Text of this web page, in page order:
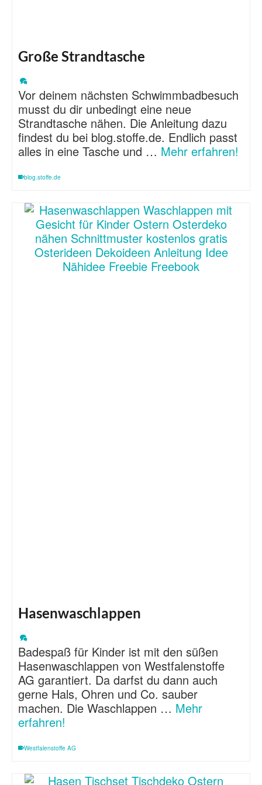
Große Strandtasche
Vor deinem nächsten Schwimmbadbesuch
musst du dir unbedingt eine neue
Strandtasche nähen. Die Anleitung dazu
findest du bei blog.stoffe.de. Endlich passt
alles in eine Tasche und … Mehr erfahren!
blog.stoffe.de
Hasenwaschlappen
Badespaß für Kinder ist mit den süßen
Hasenwaschlappen von Westfalenstoffe
AG garantiert. Da darfst du dann auch
gerne Hals, Ohren und Co. sauber
machen. Die Waschlappen … Mehr
erfahren!
Westfalenstoffe AG